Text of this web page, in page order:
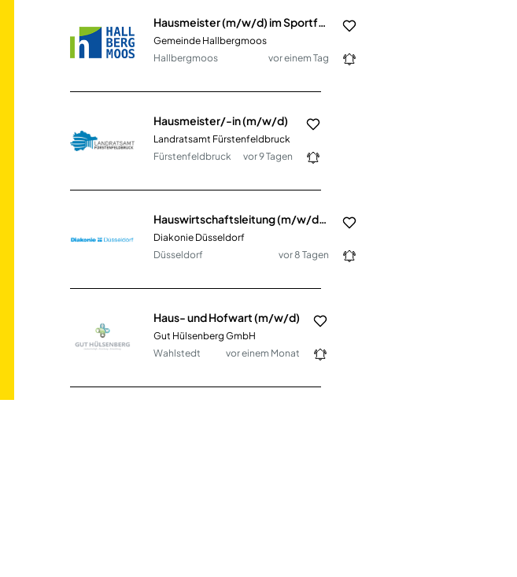
Hausmeister (m/w/d) im Sportforum
Gemeinde Hallbergmoos
Hallbergmoos
vor einem Tag
Hausmeister/-in (m/w/d)
Landratsamt Fürstenfeldbruck
Fürstenfeldbruck
vor 9 Tagen
Hauswirtschaftsleitung (m/w/d) in Düsseldorf-Gerresheim
Diakonie Düsseldorf
Düsseldorf
vor 8 Tagen
Haus- und Hofwart (m/w/d)
Gut Hülsenberg GmbH
Wahlstedt
vor einem Monat